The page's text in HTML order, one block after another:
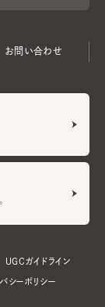
お問い合わせ
UGCガイドライン
シーポリシー